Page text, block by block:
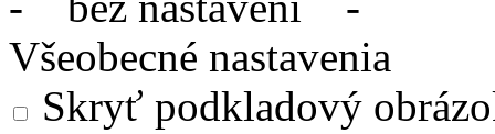
Všeobecné nastavenia
Skryť podkladový